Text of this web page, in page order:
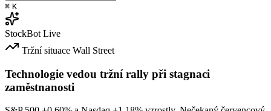
⌘ K
StockBot Live
Tržní situace Wall Street
Technologie vedou tržní rally při stagnaci
zaměstnanosti